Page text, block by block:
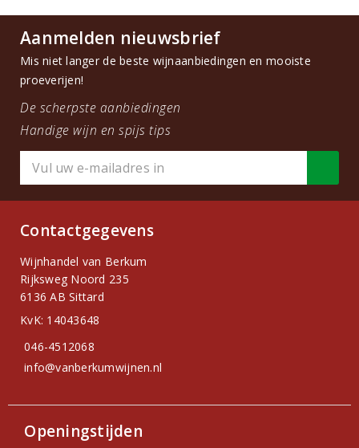
Aanmelden nieuwsbrief
Mis niet langer de beste wijnaanbiedingen en mooiste
proeverijen!
De scherpste aanbiedingen
Handige wijn en spijs tips
Contactgegevens
Wijnhandel van Berkum
Rijksweg Noord 235
6136 AB Sittard
KvK: 14043648
046-4512068
info@vanberkumwijnen.nl
Openingstijden